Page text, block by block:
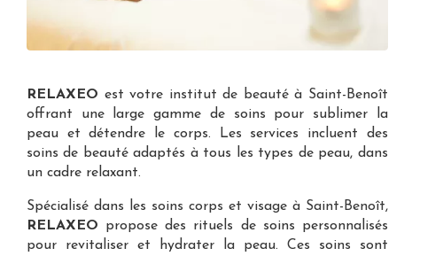
RELAXEO est votre institut de beauté à Saint-Benoît
offrant une large gamme de soins pour sublimer la
peau et détendre le corps. Les services incluent des
soins de beauté adaptés à tous les types de peau, dans
un cadre relaxant.
Spécialisé dans les soins corps et visage à Saint-Benoît,
RELAXEO propose des rituels de soins personnalisés
pour revitaliser et hydrater la peau. Ces soins sont